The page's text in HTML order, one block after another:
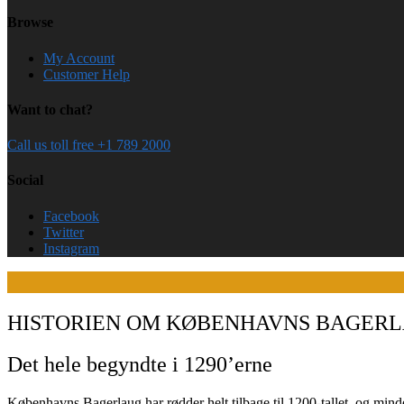
Browse
My Account
Customer Help
Want to chat?
Call us toll free +1 789 2000
Social
Facebook
Twitter
Instagram
HISTORIEN OM KØBENHAVNS
Det hele begyndte i 1290’erne